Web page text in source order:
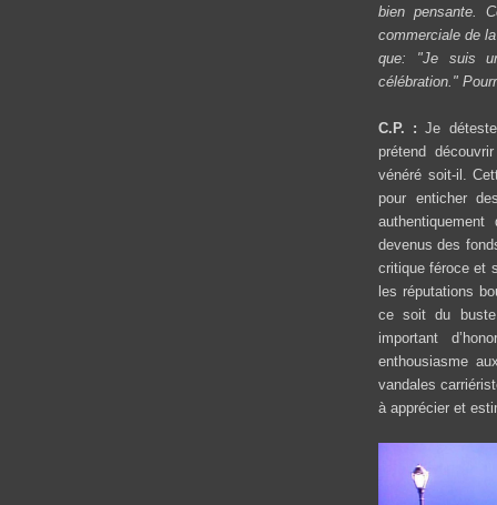
bien pensante.
commerciale de
que: "Je suis
célébration."
C.P. :Je
prétend
vénéré soit-il.
pour enticher
devenus des
critique féroce et
les réputations
ce soit du
important
enthousiasme
vandales
à apprécier et